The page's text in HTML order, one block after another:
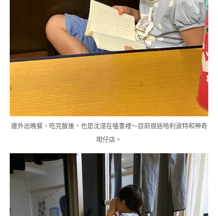
連外出晚餐，吃完飯後，也是沈浸在嗑書裡～目前很迷哈利波特和神奇
咁仔店。